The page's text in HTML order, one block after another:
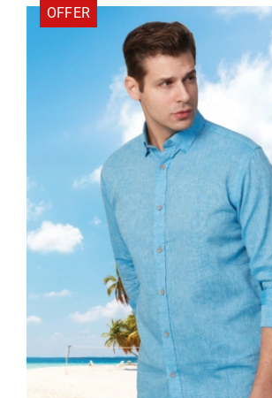
OFFER